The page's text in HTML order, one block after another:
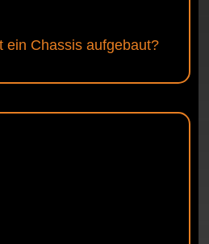
ein Chassis aufgebaut?